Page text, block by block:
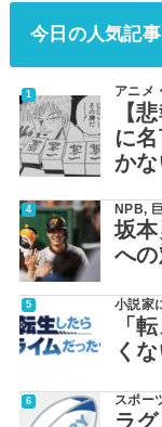
今日の人気記
アニメ
【
に
か
NPB,
坂
へ
小説家
「
く
スポー
ラ